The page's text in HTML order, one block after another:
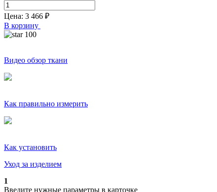
Цена: 3 466 ₽
В корзину
100
Видео обзор ткани
Как правильно измерить
Как установить
Уход за изделием
1
Введите нужные параметры в карточке